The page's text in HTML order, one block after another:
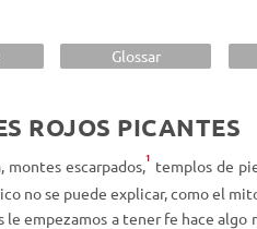
Glossar
ROJOS PICANTES
escarpados,1 templos de
no se puede explicar, como el
empezamos a tener fe hace algo